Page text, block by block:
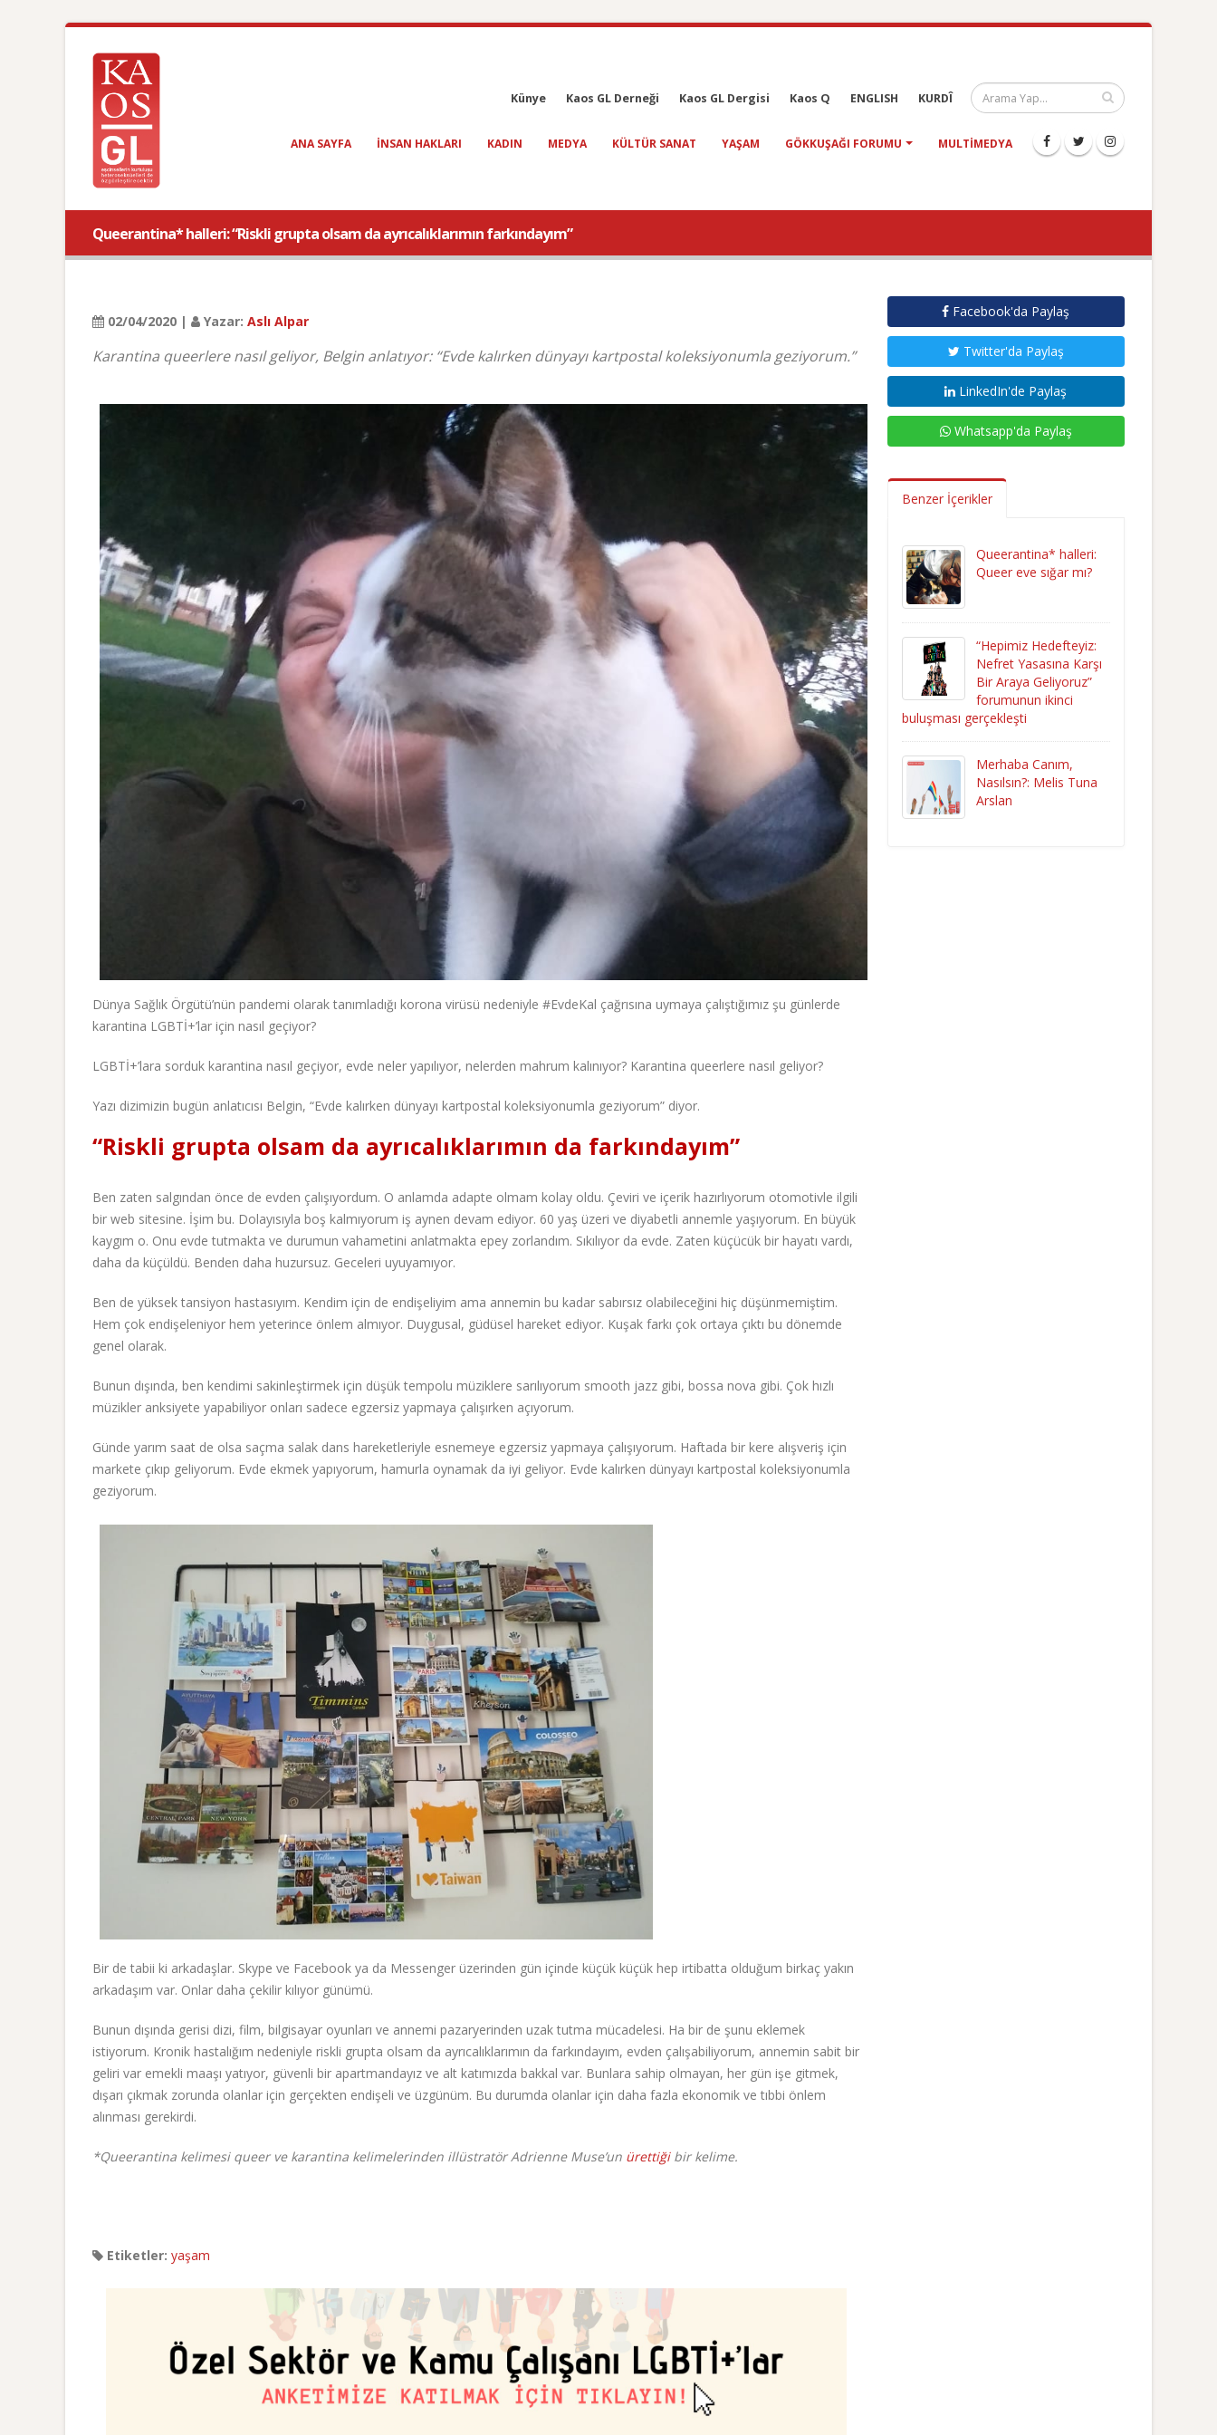
Künye Kaos GL Derneği Kaos GL Dergisi Kaos Q ENGLISH KURDÎ
ANA SAYFA INSAN HAKLARI KADIN MEDYA KÜLTÜR SANAT YAŞAM GÖKKUŞAĞI FORUMU MULTIMEDYA
Queerantina* halleri: “Riskli grupta olsam da ayrıcalıklarımın farkındayım”
02/04/2020 | Yazar: Aslı Alpar
Karantina queerlere nasıl geliyor, Belgin anlatıyor: “Evde kalırken dünyayı kartpostal koleksiyonumla geziyorum.”
Dünya Sağlık Örgütü’nün pandemi olarak tanımladığı korona virüsü nedeniyle #EvdeKal çağrısına uymaya çalıştığımız şu günlerde
karantina LGBTİ+’lar için nasıl geçiyor?
LGBTİ+’lara sorduk karantina nasıl geçiyor, evde neler yapılıyor, nelerden mahrum kalınıyor? Karantina queerlere nasıl geliyor?
Yazı dizimizin bugün anlatıcısı Belgin, “Evde kalırken dünyayı kartpostal koleksiyonumla geziyorum” diyor.
“Riskli grupta olsam da ayrıcalıklarımın da farkındayım”
Ben zaten salgından önce de evden çalışıyordum. O anlamda adapte olmam kolay oldu. Çeviri ve içerik hazırlıyorum otomotivle ilgili
bir web sitesine. İşim bu. Dolayısıyla boş kalmıyorum iş aynen devam ediyor. 60 yaş üzeri ve diyabetli annemle yaşıyorum. En büyük
kaygım o. Onu evde tutmakta ve durumun vahametini anlatmakta epey zorlandım. Sıkılıyor da evde. Zaten küçücük bir hayatı vardı,
daha da küçüldü. Benden daha huzursuz. Geceleri uyuyamıyor.
Ben de yüksek tansiyon hastasıyım. Kendim için de endişeliyim ama annemin bu kadar sabırsız olabileceğini hiç düşünmemiştim.
Hem çok endişeleniyor hem yeterince önlem almıyor. Duygusal, güdüsel hareket ediyor. Kuşak farkı çok ortaya çıktı bu dönemde
genel olarak.
Bunun dışında, ben kendimi sakinleştirmek için düşük tempolu müziklere sarılıyorum smooth jazz gibi, bossa nova gibi. Çok hızlı
müzikler anksiyete yapabiliyor onları sadece egzersiz yapmaya çalışırken açıyorum.
Günde yarım saat de olsa saçma salak dans hareketleriyle esnemeye egzersiz yapmaya çalışıyorum. Haftada bir kere alışveriş için
markete çıkıp geliyorum. Evde ekmek yapıyorum, hamurla oynamak da iyi geliyor. Evde kalırken dünyayı kartpostal koleksiyonumla
geziyorum.
Bir de tabii ki arkadaşlar. Skype ve Facebook ya da Messenger üzerinden gün içinde küçük küçük hep irtibatta olduğum birkaç yakın
arkadaşım var. Onlar daha çekilir kılıyor günümü.
Bunun dışında gerisi dizi, film, bilgisayar oyunları ve annemi pazaryerinden uzak tutma mücadelesi. Ha bir de şunu eklemek
istiyorum. Kronik hastalığım nedeniyle riskli grupta olsam da ayrıcalıklarımın da farkındayım, evden çalışabiliyorum, annemin sabit bir
geliri var emekli maaşı yatıyor, güvenli bir apartmandayız ve alt katımızda bakkal var. Bunlara sahip olmayan, her gün işe gitmek,
dışarı çıkmak zorunda olanlar için gerçekten endişeli ve üzgünüm. Bu durumda olanlar için daha fazla ekonomik ve tıbbi önlem
alınması gerekirdi.
*Queerantina kelimesi queer ve karantina kelimelerinden illüstratör Adrienne Muse’un ürettiğibir kelime.
Etiketler: yaşam
Facebook'da Paylaş
Twitter'da Paylaş
LinkedIn'de Paylaş
Whatsapp'da Paylaş
Benzer İçerikler
Queerantina* halleri:
Queer eve sığar mı?
“Hepimiz Hedefteyiz:
Nefret Yasasına Karşı
Bir Araya Geliyoruz”
forumunun ikinci
buluşması gerçekleşti
Merhaba Canım,
Nasılsın?: Melis Tuna
Arslan